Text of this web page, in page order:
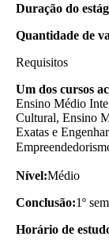
Duração do
Quantidade de
Requisitos
Um dos cursos
Ensino Médio
Cultural, Ensino
Exatas e
Nível:Médio
Conclusão:1º
Horário de